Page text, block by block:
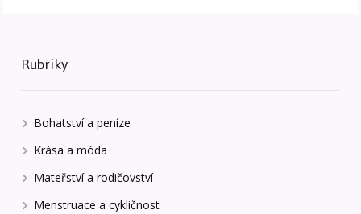
Rubriky
Bohatství a peníze
Krása a móda
Mateřství a rodičovství
Menstruace a cykličnost